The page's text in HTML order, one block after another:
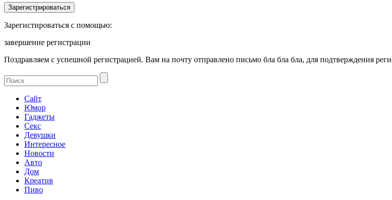
Зарегистироваться с помощью:
завершение регистрации
Поздравляем с успешной регистрацией. Вам на почту отправлено письмо бла бла бла, для подтверждения
Сайт
Юмор
Гаджеты
Секс
Девушки
Интересное
Новости
Авто
Дом
Креатив
Пиво